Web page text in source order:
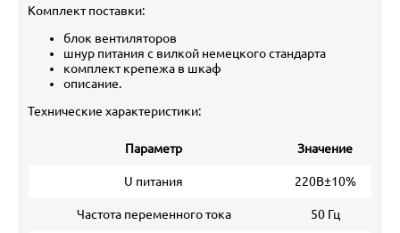
Комплект поставки:
блок вентиляторов
шнур питания с вилкой немецкого стандарта
комплект крепежа в шкаф
описание.
Технические характеристики:
Параметр Значение
U питания 220В±10%
Частота переменного тока 50 Гц